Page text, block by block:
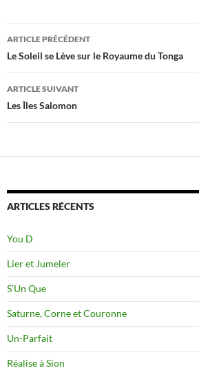
Navigation
des
articles
ARTICLE PRÉCÉDENT
Le Soleil se Lève sur le Royaume du Tonga
ARTICLE SUIVANT
Les Îles Salomon
ARTICLES RÉCENTS
You D
Lier et Jumeler
S’Un Que
Saturne, Corne et Couronne
Un-Parfait
Réalise à Sion